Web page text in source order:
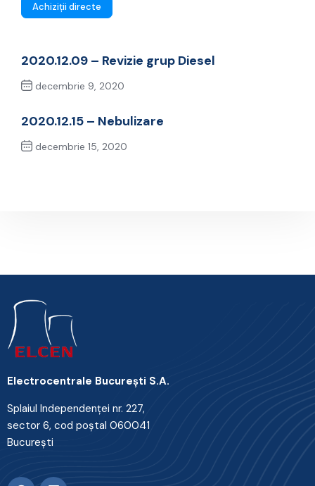
Achiziții directe
2020.12.09 – Revizie grup Diesel
decembrie 9, 2020
2020.12.15 – Nebulizare
decembrie 15, 2020
Electrocentrale Bucureşti S.A.
Splaiul Independenţei nr. 227,
sector 6, cod poştal 060041
Bucureşti